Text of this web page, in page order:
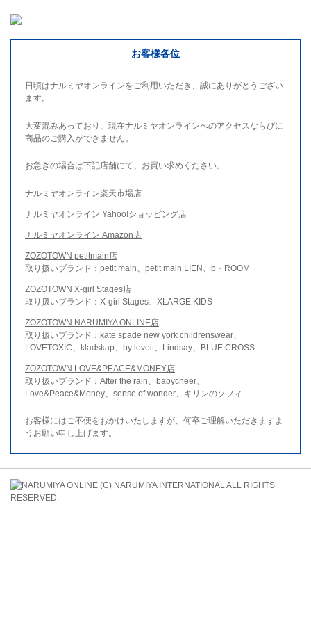
お客様各位
日頃はナルミヤオンラインをご利用いただき、誠にありがとうござい
ます。
大変混みあっており、現在ナルミヤオンラインへのアクセスならびに
商品のご購入ができません。
お急ぎの場合は下記店舗にて、お買い求めください。
ナルミヤオンライン楽天市場店
ナルミヤオンライン Yahoo!ショッピング店
ナルミヤオンライン Amazon店
ZOZOTOWN petitmain店
取り扱いブランド：petit main、petit main LIEN、b・ROOM
ZOZOTOWN X-girl Stages店
取り扱いブランド：X-girl Stages、XLARGE KIDS
ZOZOTOWN NARUMIYA ONLINE店
取り扱いブランド：kate spade new york childrenswear、
LOVETOXIC、kladskap、by loveit、Lindsay、BLUE CROSS
ZOZOTOWN LOVE&PEACE&MONEY店
取り扱いブランド：After the rain、babycheer、
Love&Peace&Money、sense of wonder、キリンのソフィ
お客様にはご不便をおかけいたしますが、何卒ご理解いただきますよ
うお願い申し上げます。